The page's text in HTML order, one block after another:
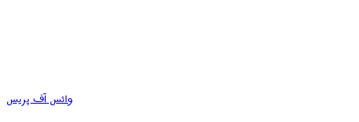
وائس آف پریس